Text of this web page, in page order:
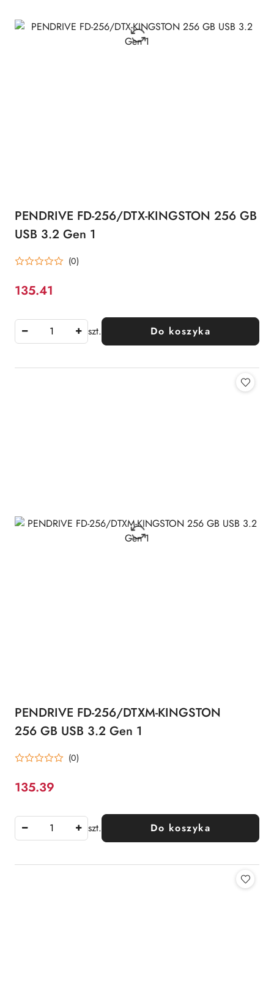
PENDRIVE FD-256/DTX-KINGSTON 256 GB
USB 3.2 Gen 1
(0)
Cena:
135.41
szt. Do koszyka
PENDRIVE FD-256/DTXM-KINGSTON
256 GB USB 3.2 Gen 1
(0)
Cena:
135.39
szt. Do koszyka